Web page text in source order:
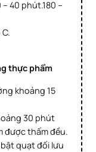
thực phẩm
được thấm đều.